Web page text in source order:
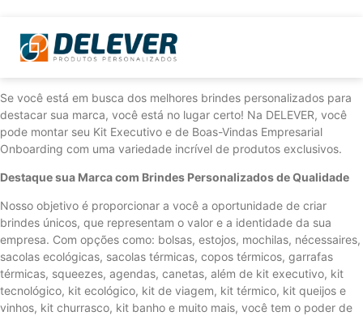
Se você está em busca dos melhores brindes personalizados para
destacar sua marca, você está no lugar certo! Na DELEVER, você
pode montar seu Kit Executivo e de Boas-Vindas Empresarial
Onboarding com uma variedade incrível de produtos exclusivos.
Destaque sua Marca com Brindes Personalizados de Qualidade
Nosso objetivo é proporcionar a você a oportunidade de criar
brindes únicos, que representam o valor e a identidade da sua
empresa. Com opções como: bolsas, estojos, mochilas, nécessaires,
sacolas ecológicas, sacolas térmicas, copos térmicos, garrafas
térmicas, squeezes, agendas, canetas, além de kit executivo, kit
tecnológico, kit ecológico, kit de viagem, kit térmico, kit queijos e
vinhos, kit churrasco, kit banho e muito mais, você tem o poder de